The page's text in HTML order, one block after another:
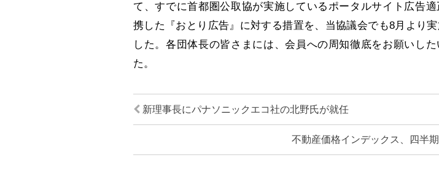
て、すでに首都圏公取協が実施しているポータルサイト広告
携した『おとり広告』に対する措置を、当協議会でも8月より
した。各団体長の皆さまには、会員への周知徹底をお願いし
た。
新理事長にパナソニックエコ社の北野氏が就任
不動産価格インデックス、四半